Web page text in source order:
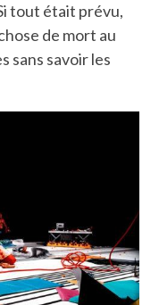
tout était prévu,
de mort au
sans savoir les